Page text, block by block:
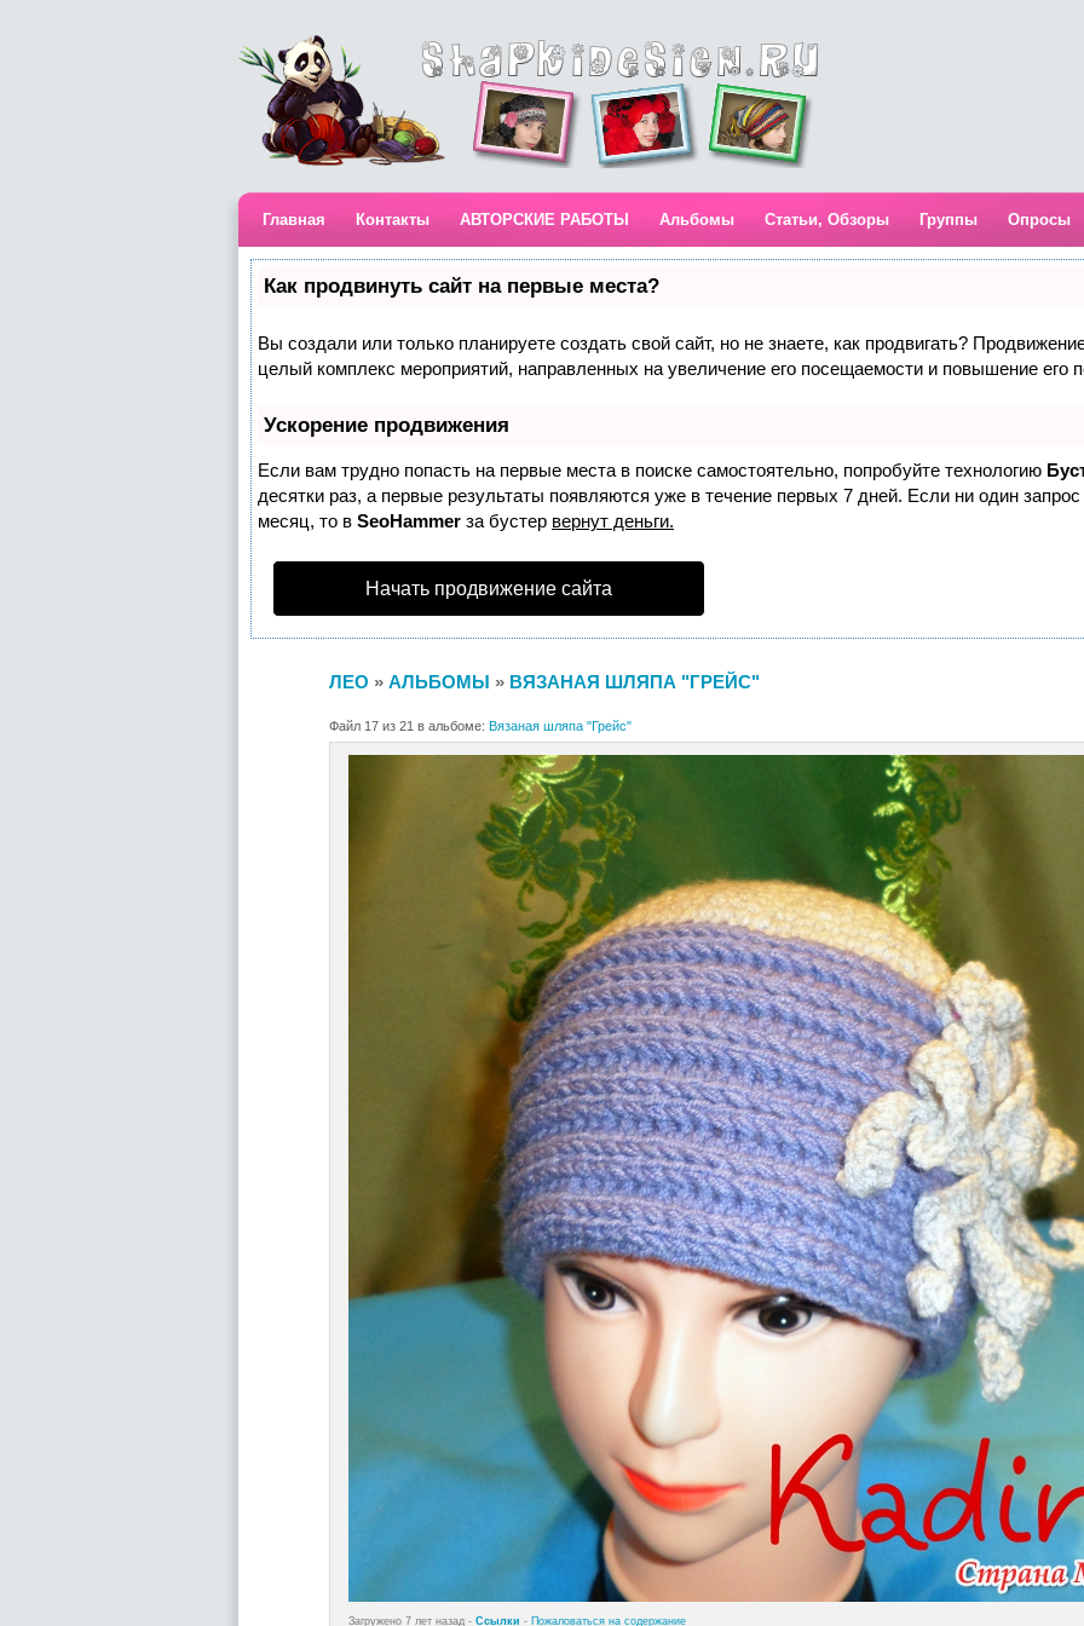
Главная Контакты АВТОРСКИЕ РАБОТЫ Альбомы Статьи, Обзоры Группы Опросы
Как продвинуть сайт на первые места?
Вы создали или только планируете создать свой сайт, но не знаете, как продвигать?
целый комплекс мероприятий, направленных на увеличение его посещаемости и повышение его
Ускорение продвижения
Если вам трудно попасть на первые места в поиске самостоятельно, попробуйте технологию
десятки раз, а первые результаты появляются уже в течение первых 7 дней. Если ни один
месяц, то в SeoHammer за бустер вернут деньги.
Начать продвижение сайта
ЛЕО » АЛЬБОМЫ » ВЯЗАНАЯ ШЛЯПА "ГРЕЙС"
Файл 17 из 21 в альбоме: Вязаная шляпа "Грейс"
Загружено 7 лет назад - Ссылки - Пожаловаться на содержание